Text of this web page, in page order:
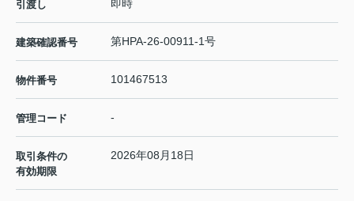
引渡し 即時
建築確認番号 第HPA-26-00911-1号
物件番号 101467513
管理コード -
取引条件の
有効期限
2026年08月18日